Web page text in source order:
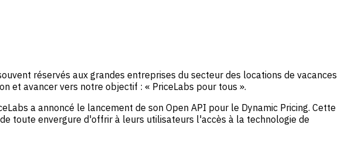
réservés aux grandes entreprises du secteur des locations de vacances
et avancer vers notre objectif : « PriceLabs pour tous ».
a annoncé le lancement de son Open API pour le Dynamic Pricing. Cette
toute envergure d'offrir à leurs utilisateurs l'accès à la technologie de